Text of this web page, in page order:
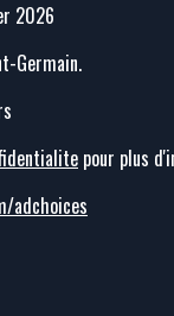
2026
Germain.
pour plus
adchoices